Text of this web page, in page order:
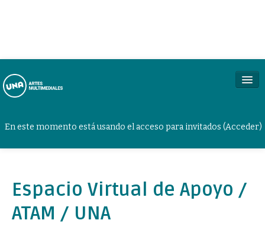
En este momento está usando el acceso para invitados (Acceder)
Preferencias
Espacio Virtual de Apoyo /
ATAM / UNA